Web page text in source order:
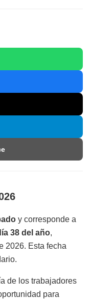
y corresponde a
38 del año,
2026. Esta fecha
de los trabajadores
para